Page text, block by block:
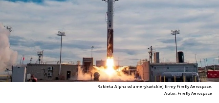
Rakieta Alpha od amerykańskiej firmy Firefly Aerospace.
Autor. Firefly Aerospace